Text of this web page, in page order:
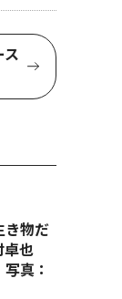
ス
物だ
也
真：